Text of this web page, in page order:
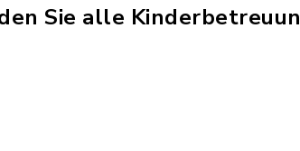
Sie alle